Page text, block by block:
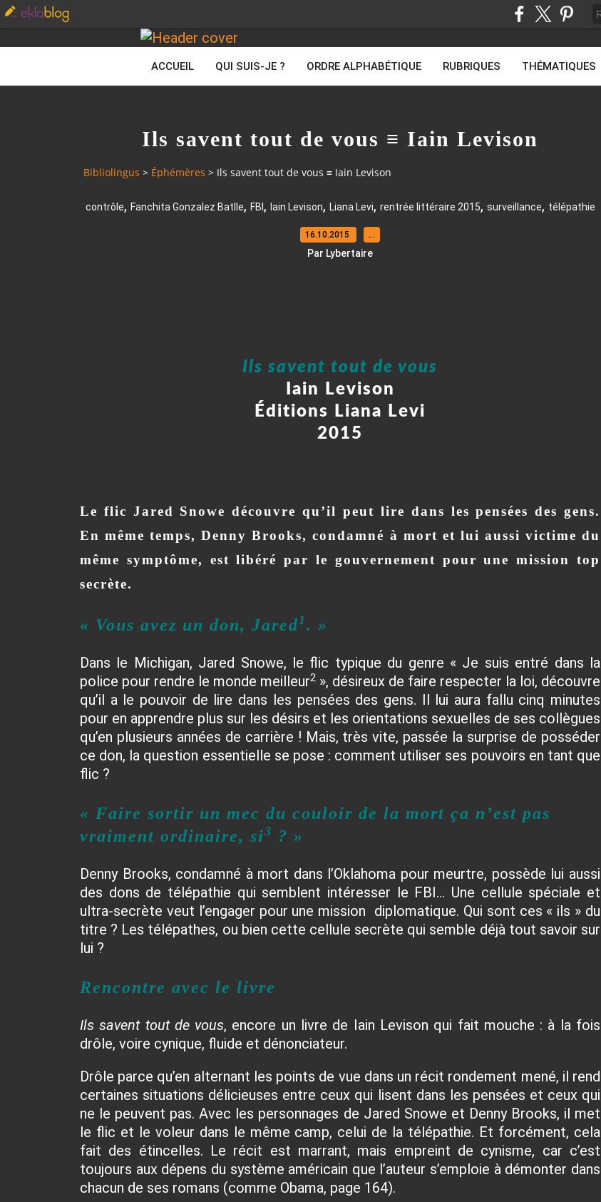
ACCUEIL QUI SUIS-JE ? ORDRE ALPHABÉTIQUE RUBRIQUES THÉMATIQUES
Ils savent tout de vous ≡ Iain Levison
Bibliolingus > Éphémères > Ils savent tout de vous ≡ Iain Levison
contrôle, Fanchita Gonzalez Batlle, FBI , Iain Levison, Liana Levi, rentrée littéraire 2015, surveillance, télépathie
16.10.2015 …
Par Lybertaire
Ils savent tout de vous
Iain Levison
Éditions Liana Levi
2015
Le flic Jared Snowe découvre qu’il peut lire dans les pensées des gens.
En même temps, Denny Brooks, condamné à mort et lui aussi victime du
même symptôme, est libéré par le gouvernement pour une mission top
secrète.
« Vous avez un don, Jared1 . »
Dans le Michigan, Jared Snowe, le flic typique du genre « Je suis entré dans la
police pour rendre le monde meilleur2 », désireux de faire respecter la loi, découvre
qu’il a le pouvoir de lire dans les pensées des gens. Il lui aura fallu cinq minutes
pour en apprendre plus sur les désirs et les orientations sexuelles de ses collègues
qu’en plusieurs années de carrière ! Mais, très vite, passée la surprise de posséder
ce don, la question essentielle se pose : comment utiliser ses pouvoirs en tant que
flic ?
« Faire sortir un mec du couloir de la mort ça n’est pas
vraiment ordinaire, si3 ? »
Denny Brooks, condamné à mort dans l’Oklahoma pour meurtre, possède lui aussi
des dons de télépathie qui semblent intéresser le FBI… Une cellule spéciale et
ultra-secrète veut l’engager pour une mission diplomatique. Qui sont ces « ils » du
titre ? Les télépathes, ou bien cette cellule secrète qui semble déjà tout savoir sur
lui ?
Rencontre avec le livre
Ils savent tout de vous, encore un livre de Iain Levison qui fait mouche : à la fois
drôle, voire cynique, fluide et dénonciateur.
Drôle parce qu’en alternant les points de vue dans un récit rondement mené, il rend
certaines situations délicieuses entre ceux qui lisent dans les pensées et ceux qui
ne le peuvent pas. Avec les personnages de Jared Snowe et Denny Brooks, il met
le flic et le voleur dans le même camp, celui de la télépathie. Et forcément, cela
fait des étincelles. Le récit est marrant, mais empreint de cynisme, car c’est
toujours aux dépens du système américain que l’auteur s’emploie à démonter dans
chacun de ses romans (comme Obama, page 164).